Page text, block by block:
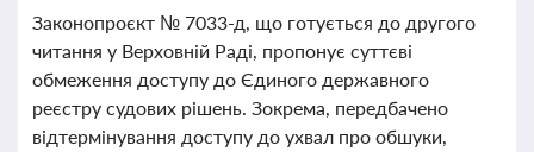
Законопроєкт № 7033-д, що готується до другого
читання у Верховній Раді, пропонує суттєві
обмеження доступу до Єдиного державного
реєстру судових рішень. Зокрема, передбачено
відтермінування доступу до ухвал про обшуки,